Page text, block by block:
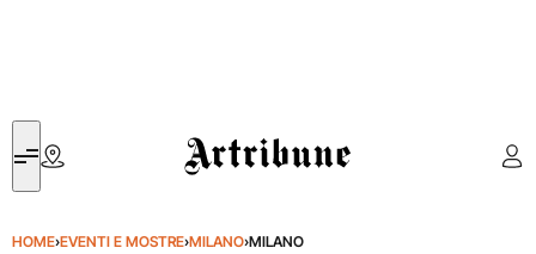
Artribune
HOME›EVENTI E MOSTRE›MILANO›MILANO